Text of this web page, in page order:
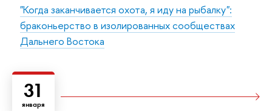
"Когда заканчивается охота, я иду на рыбалку":
браконьерство в изолированных сообществах
Дальнего Востока
31
января